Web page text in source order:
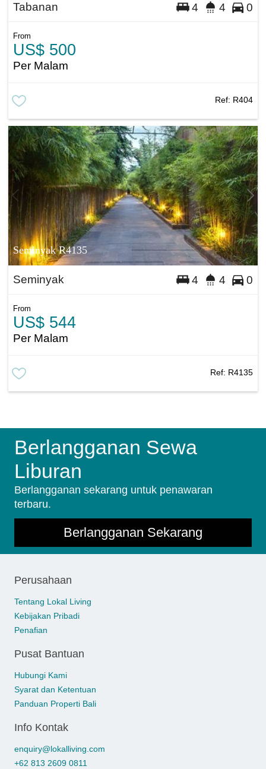
Tabanan 4 4 0
From
US$ 500
Per Malam
Ref: R404
Seminyak R4135
Seminyak 4 4 0
From
US$ 544
Per Malam
Ref: R4135
Berlangganan Sewa
Liburan
Berlangganan sekarang untuk penawaran
terbaru.
Berlangganan Sekarang
Perusahaan
Tentang Lokal Living
Kebijakan Pribadi
Penafian
Pusat Bantuan
Hubungi Kami
Syarat dan Ketentuan
Panduan Properti Bali
Info Kontak
enquiry@lokalliving.com
+62 813 2609 0811